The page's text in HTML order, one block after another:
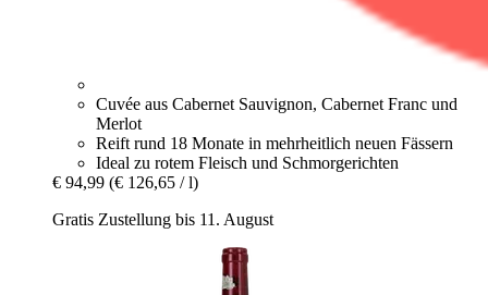
Cuvée aus Cabernet Sauvignon, Cabernet Franc und
Merlot
Reift rund 18 Monate in mehrheitlich neuen Fässern
Ideal zu rotem Fleisch und Schmorgerichten
€ 94,99 (€ 126,65 / l)
Gratis Zustellung bis 11. August